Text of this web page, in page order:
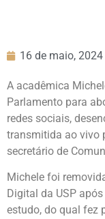
16 de maio, 2024
A acadêmica
Parlamento para
redes sociais,
transmitida ao vivo
secretário de
Michele foi
Digital da USP
estudo, do qual fez